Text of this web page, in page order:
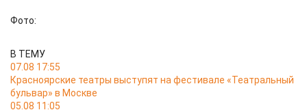
Фото:
В ТЕМУ
07.08 17:55
Красноярские театры выступят на фестивале «Театральный
бульвар» в Москве
05.08 11:05